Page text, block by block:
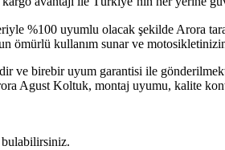
%100 uyumlu olacak şekilde Arora
ömürlü kullanım sunar ve
ve birebir uyum garantisi ile
Koltuk, montaj uyumu, kalite
bulabilirsiniz.